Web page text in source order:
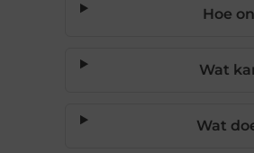
Hoe
Wat
Wat